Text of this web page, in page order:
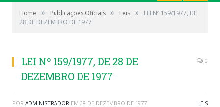
Home » Publicações Oficiais » Leis »
LEI Nº 159/1977, DE
28 DE DEZEMBRO DE 1977
LEI Nº 159/1977, DE 28 DE
DEZEMBRO DE 1977
0
POR ADMINISTRADOR EM 28 DE DEZEMBRO DE 1977 LEIS